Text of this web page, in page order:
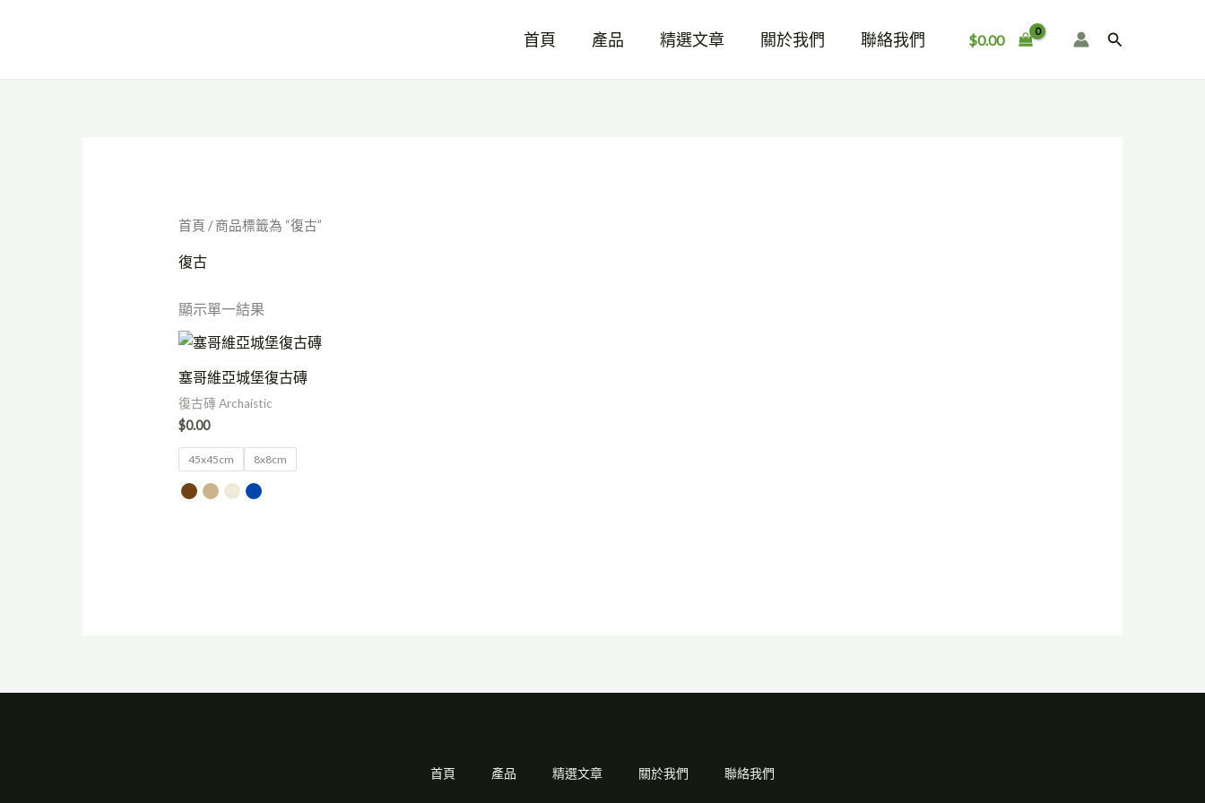
首頁 產品 精選文章 關於我們 聯絡我們 $0.00
搜
首頁 / 商品標籤為 “復古”
復古
顯示單一結果
塞哥維亞城堡復古磚
復古磚 Archaistic
$0.00
45x45cm 8x8cm
首頁 產品 精選文章 關於我們 聯絡我們